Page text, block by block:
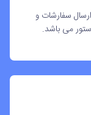
سفارشات و
می باشد.